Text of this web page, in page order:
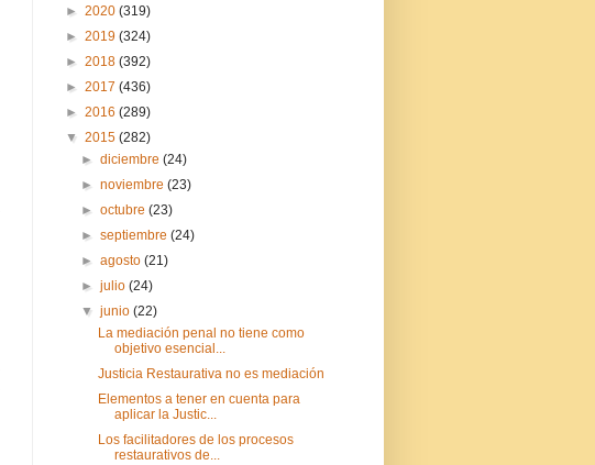
► 2020 (319)
► 2019 (324)
► 2018 (392)
► 2017 (436)
► 2016 (289)
▼ 2015 (282)
►diciembre(24)
►noviembre(23)
►octubre(23)
►septiembre(24)
►agosto(21)
►julio(24)
▼junio(22)
La mediación penal no tiene como
objetivo esencial...
Justicia Restaurativa no es mediación
Elementos a tener en cuenta para
aplicar la Justic...
Los facilitadores de los procesos
restaurativos de...